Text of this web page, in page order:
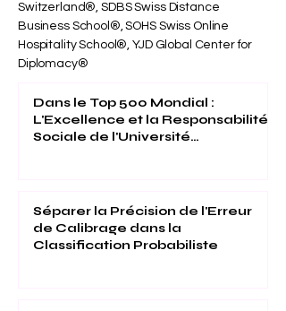
Switzerland®, SDBS Swiss Distance
Business School®, SOHS Swiss Online
Hospitality School®, YJD Global Center for
Diplomacy®
Dans le Top 500 Mondial :
L'Excellence et la Responsabilité
Sociale de l'Université
Séparer la Précision de l'Erreur
de Calibrage dans la
Classification Probabiliste